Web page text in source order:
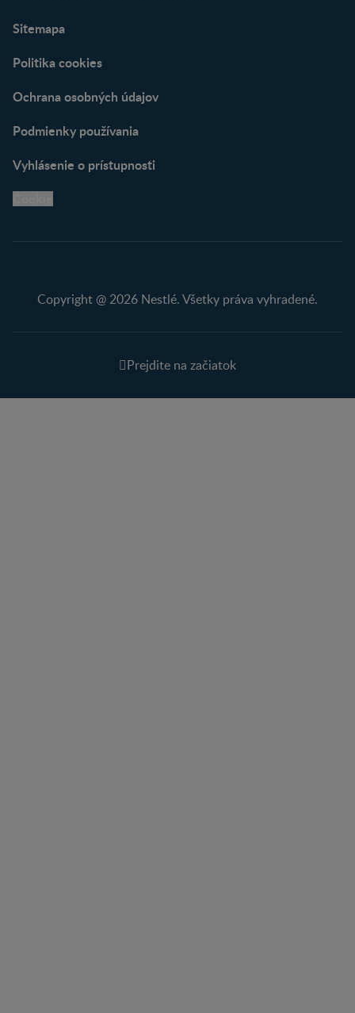
Sitemapa
Politika cookies
Ochrana osobných údajov
Podmienky používania
Vyhlásenie o prístupnosti
Copyright @ 2026 Nestlé. Všetky práva vyhradené.
Prejdite na začiatok